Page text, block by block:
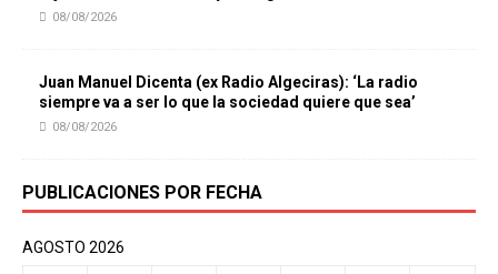
08/08/2026
Juan Manuel Dicenta (ex Radio Algeciras): ‘La radio
siempre va a ser lo que la sociedad quiere que sea’
08/08/2026
PUBLICACIONES POR FECHA
AGOSTO 2026